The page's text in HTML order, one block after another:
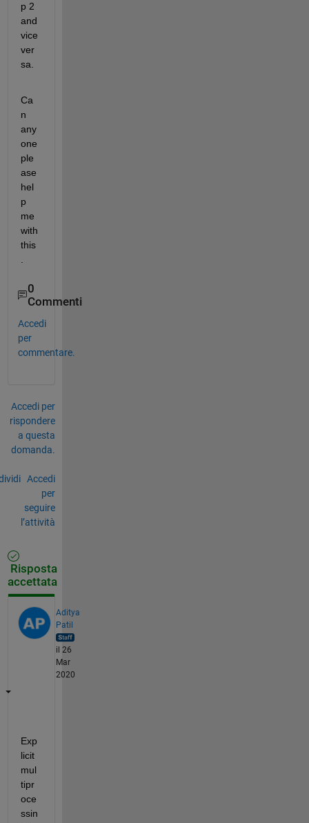
p 2
and
vice
ver
sa.
Ca
n
any
one
ple
ase
hel
p
me
with
this
0
Commenti
Accedi
per
commentare.
Accedi per
rispondere
a questa
domanda.
Accedi
per
seguire
l’attività
Risposta
accettata
Aditya
Patil
il 26
Mar
2020
Exp
licit
mul
tipr
oce
ssin